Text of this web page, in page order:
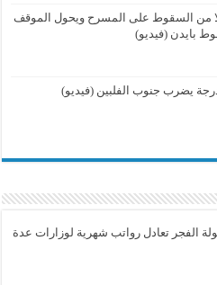
من السقوط على المسرح ويحول الموقف
بايدن (فيديو)
الفجر تعادل رواتب شهرية لوزارات عدة